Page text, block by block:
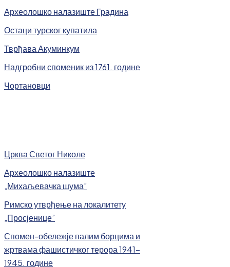
Археолошко налазиште Градина
Остаци турског купатила
Тврђава Акуминкум
Надгробни споменик из 1761. године
Чортановци
Црква Светог Николе
Археолошко налазиште
„Михаљевачка шума”
Римско утврђење на локалитету
„Просјенице”
Спомен-обележје палим борцима и
жртвама фашистичког терора 1941-
1945. године